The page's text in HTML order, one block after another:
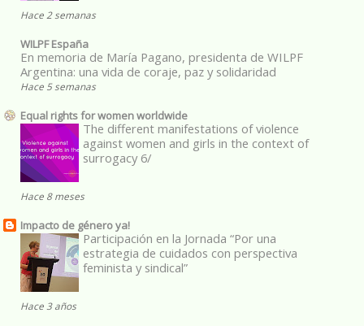
Hace 2 semanas
WILPF España
En memoria de María Pagano, presidenta de WILPF
Argentina: una vida de coraje, paz y solidaridad
Hace 5 semanas
Equal rights for women worldwide
The different manifestations of violence
against women and girls in the context of
surrogacy 6/
Hace 8 meses
Impacto de género ya!
Participación en la Jornada “Por una
estrategia de cuidados con perspectiva
feminista y sindical”
Hace 3 años